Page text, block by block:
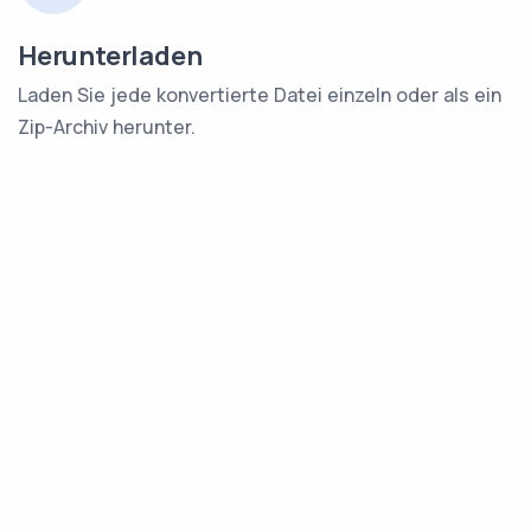
Herunterladen
Laden Sie jede konvertierte Datei einzeln oder als ein
Zip-Archiv herunter.